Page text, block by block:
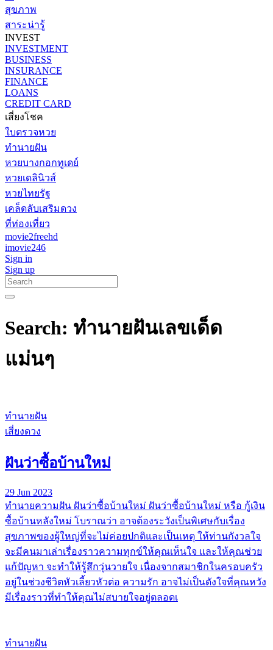
สุขภาพ
สาระน่ารู้
INVEST
INVESTMENT
BUSINESS
INSURANCE
FINANCE
LOANS
CREDIT CARD
เสี่ยงโชค
ใบตรวจหวย
ทำนายฝัน
หวยบางกอกทูเดย์
หวยเดลินิวส์
หวยไทยรัฐ
เคล็ดลับเสริมดวง
ที่ท่องเที่ยว
movie2freehd
imovie246
Sign in
Sign up
Search: ทํานายฝันเลขเด็ด
แม่นๆ
ทำนายฝัน
เสี่ยงดวง
ฝันว่าซื้อบ้านใหม่
29 Jun 2023
ทํานายความฝัน ฝันว่าซื้อบ้านใหม่ ฝันว่าซื้อบ้านใหม่ หรือ กู้เงิน
ซื้อบ้านหลังใหม่ โบราณว่า อาจต้องระวังเป็นพิเศษกับเรื่อง
สุขภาพของผู้ใหญ่ที่จะไม่ค่อยปกติและเป็นเหตุ ให้ท่านกังวลใจ
จะมีคนมาเล่าเรื่องราวความทุกข์ให้คุณเห็นใจ และให้คุณช่วย
แก้ปัญหา จะทำให้รู้สึกวุ่นวายใจ เนื่องจากสมาชิกในครอบครัว
อยู่ในช่วงชีวิตหัวเลี้ยวหัวต่อ ความรัก อาจไม่เป็นดังใจที่คุณหวัง
มีเรื่องราวที่ทำให้คุณไม่สบายใจอยู่ตลอดเ
ทำนายฝัน